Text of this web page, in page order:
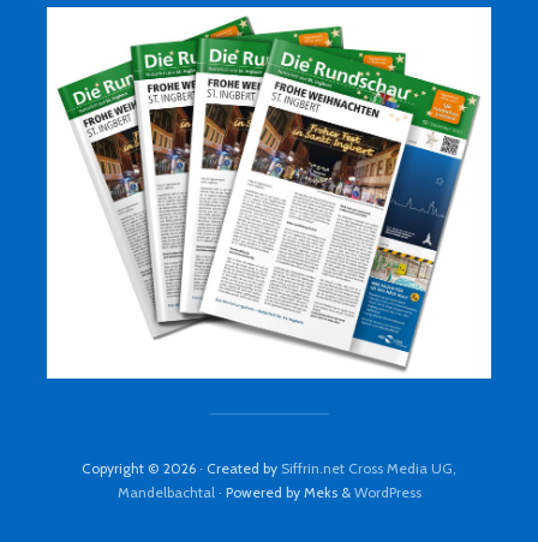
Copyright © 2026 · Created by Siffrin.net Cross Media UG,
Mandelbachtal· Powered by Meks & WordPress